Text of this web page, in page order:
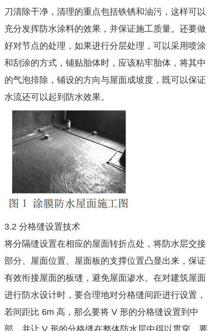
刀清除干净，清理的重点包括铁锈和油污，这样可以
充分发挥防水涂料的效果，并保证施工质量。还要做
好对节点的处理，如果进行分层处理，可以采用喷涂
和刮涂的方式，铺贴胎体时，应该粘牢胎体，将其中
的气泡排除，铺设的方向与屋面成坡度，既可以保证
水流还可以起到防水效果。
3.2 分格缝设置技术
将分隔缝设置在相应的屋面转折点处，将防水层交接
部分、屋面位置、屋面板的支撑位置凸显出来，保证
有效衔接屋面的板缝，避免屋面渗水。在对建筑屋面
进行防水设计时，要合理地对分格缝间距进行设置，
若间距比 6m 高，那么要将 V 形的分格缝设置到中
部，并让 V 形的分格缝在整体防水层中得以贯穿。要